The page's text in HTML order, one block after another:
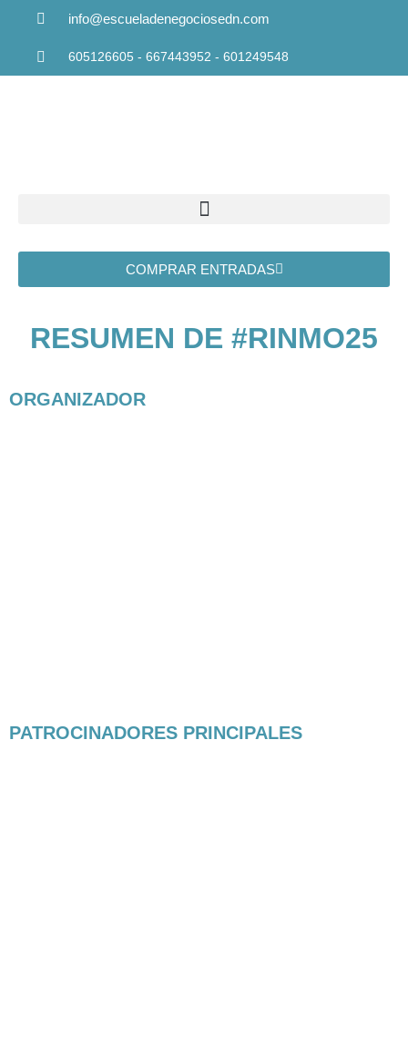
info@escueladenegociosedn.com
605126605 - 667443952 - 601249548
COMPRAR ENTRADAS
RESUMEN DE #RINMO25
ORGANIZADOR
PATROCINADORES PRINCIPALES